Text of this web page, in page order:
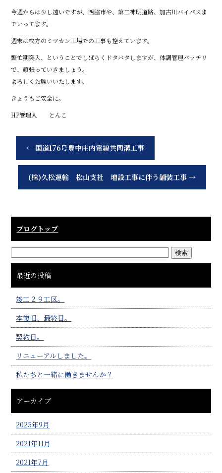
今週からは少し遠いですが、西脇市や、第二神明道路、加古川バイパスま
でいってます。
週末は枚方のミツカン工場での工事も控えています。
繁忙期突入、ということでしばらくドタバタしますが、体調管理バッチリ
で、頑張っていきましょう。
よろしくお願いいたします。
きょうもご安全に。
HP管理人 とんこ
← 国道176号豊中庄内電線共同溝工事
(株)久松運輸 松山支社 増設工事に伴う舗装工事 →
ブログトップ
最近の投稿
竣工２９工区。
本復旧、最終日。
契約日。
リニューアルしました。
私たちと一緒に働きませんか？
アーカイブ
2025年9月
2021年11月
2021年7月